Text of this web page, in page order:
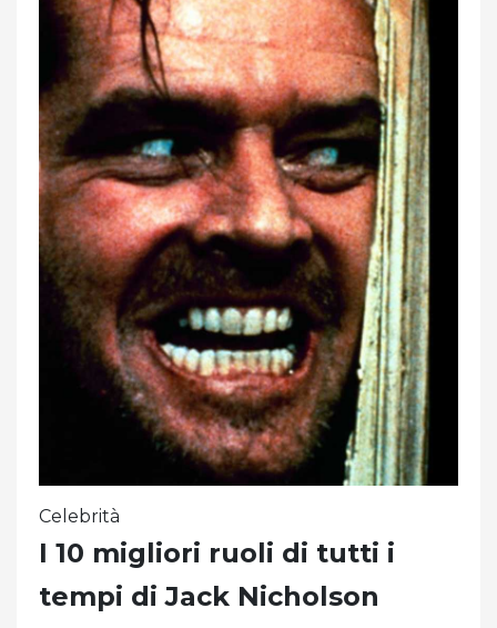
Celebrità
I 10 migliori ruoli di tutti i
tempi di Jack Nicholson